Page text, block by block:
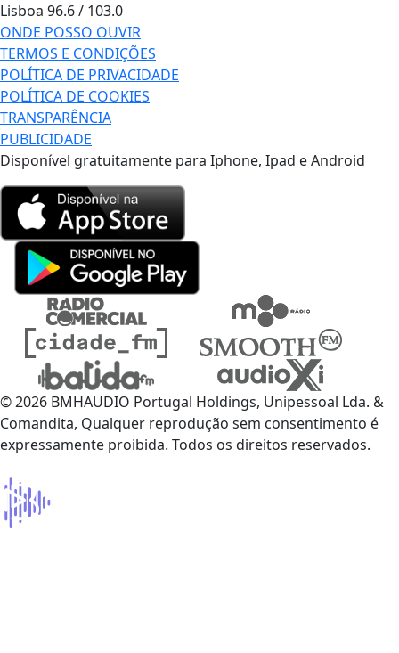
Lisboa 96.6 / 103.0
ONDE POSSO OUVIR
TERMOS E CONDIÇÕES
POLÍTICA DE PRIVACIDADE
POLÍTICA DE COOKIES
TRANSPARÊNCIA
PUBLICIDADE
Disponível gratuitamente para Iphone, Ipad e Android
© 2026 BMHAUDIO Portugal Holdings, Unipessoal Lda. &
Comandita, Qualquer reprodução sem consentimento é
expressamente proibida. Todos os direitos reservados.